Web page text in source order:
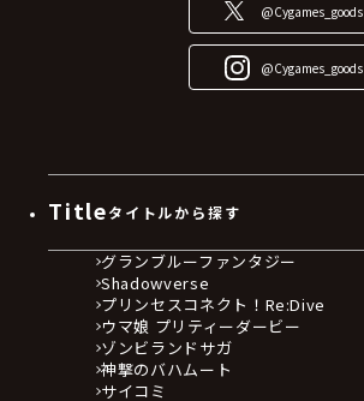
@Cygames_goods
@Cygames_goods
Titleタイトルから探す
グランブルーファンタジー
Shadowverse
プリンセスコネクト！Re:Dive
ウマ娘 プリティーダービー
ゾンビランドサガ
神撃のバハムート
サイコミ